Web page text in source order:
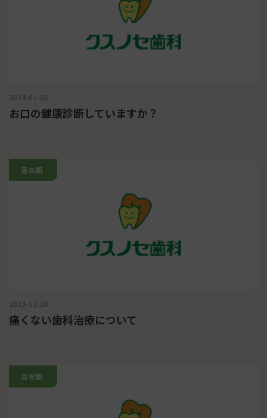
2024-01-05
お口の健康診断していますか？
青年期
2023-12-20
痛くない歯科治療について
青年期